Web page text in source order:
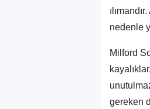
nedenle
Milford
gereken